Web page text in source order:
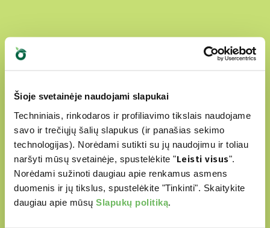
Šioje svetainėje naudojami slapukai
Techniniais, rinkodaros ir profiliavimo tikslais naudojame
savo ir trečiųjų šalių slapukus (ir panašias sekimo
technologijas). Norėdami sutikti su jų naudojimu ir toliau
naršyti mūsų svetainėje, spustelėkite "Leisti visus".
Norėdami sužinoti daugiau apie renkamus asmens
duomenis ir jų tikslus, spustelėkite "Tinkinti". Skaitykite
daugiau apie mūsų Slapukų politiką